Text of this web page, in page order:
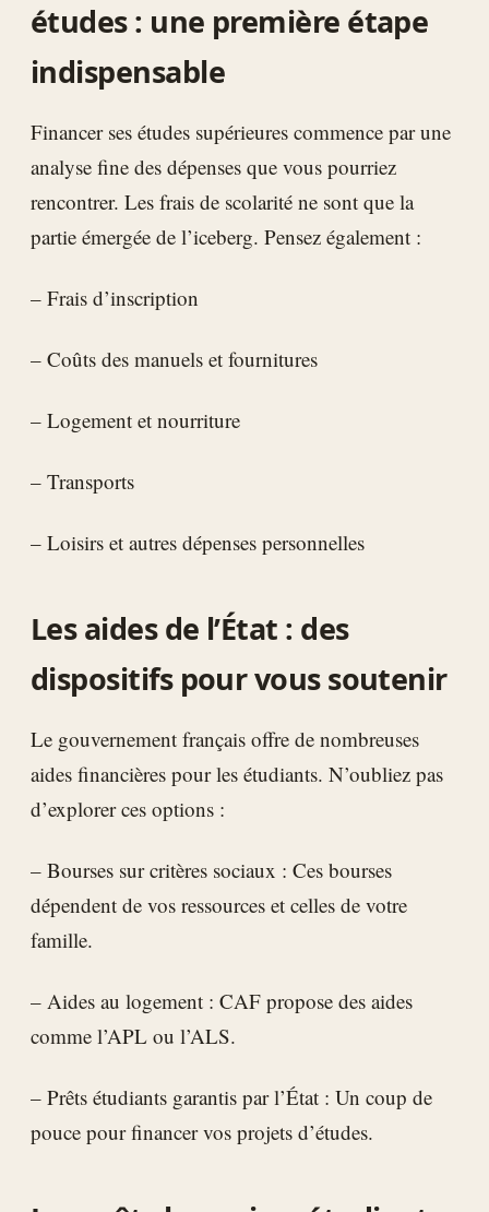
études : une première étape
indispensable
Financer ses études supérieures commence par une
analyse fine des dépenses que vous pourriez
rencontrer. Les frais de scolarité ne sont que la
partie émergée de l’iceberg. Pensez également :
– Frais d’inscription
– Coûts des manuels et fournitures
– Logement et nourriture
– Transports
– Loisirs et autres dépenses personnelles
Les aides de l’État : des
dispositifs pour vous soutenir
Le gouvernement français offre de nombreuses
aides financières pour les étudiants. N’oubliez pas
d’explorer ces options :
– Bourses sur critères sociaux : Ces bourses
dépendent de vos ressources et celles de votre
famille.
– Aides au logement : CAF propose des aides
comme l’APL ou l’ALS.
– Prêts étudiants garantis par l’État : Un coup de
pouce pour financer vos projets d’études.